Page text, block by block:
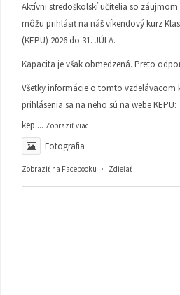
Aktívni stredoškolskí učitelia so
môžu prihlásiť na náš víkendový kurz
(KEPU) 2026 do 31. JÚLA.
Kapacita je však obmedzená. Preto
Všetky informácie o tomto vzdelávacom
prihlásenia sa na neho sú na webe KEPU:
kep ... Zobraziť viac
Fotografia
Zobraziť na Facebooku · Zdieľať